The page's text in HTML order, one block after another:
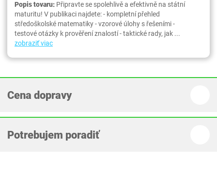
Popis tovaru: Připravte se spolehlivě a efektivně na státní
maturitu! V publikaci najdete: - kompletní přehled
středoškolské matematiky - vzorové úlohy s řešeními -
testové otázky k prověření znalostí - taktické rady, jak ...
zobraziť viac
Cena dopravy
Potrebujem poradiť